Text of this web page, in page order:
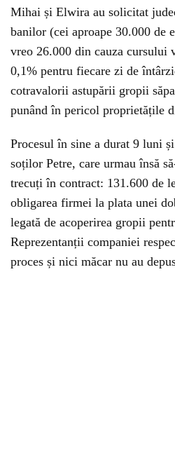
Mihai și Elwira au solicitat
banilor (cei aproape 30.000 de
vreo 26.000 din cauza cursului
0,1% pentru fiecare zi de
cotravalorii astupării gropii
punând în pericol proprietățile
Procesul în sine a durat 9 luni
soților Petre, care urmau însă
trecuți în contract: 131.600 de
obligarea firmei la plata unei
legată de acoperirea gropii
Reprezentanții companiei
proces și nici măcar nu au